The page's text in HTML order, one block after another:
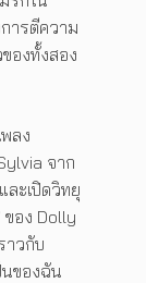
ารตีความ
องทั้งสอง
ลง
จาก
ะเปิดวิทยุ
ของ Dolly
าวกับ
ของฉัน